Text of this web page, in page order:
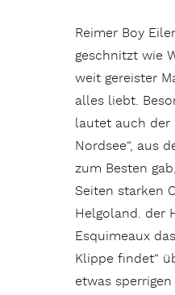
Reimer Boy
geschnitzt wie
weit gereister
alles liebt.
lautet auch der
Nordsee“, aus
zum Besten
Seiten starken
Helgoland. der
Esquimeaux
Klippe findet“
etwas